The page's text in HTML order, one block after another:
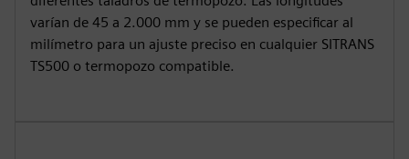
varían de 45 a 2.000 mm y se pueden especificar al
milímetro para un ajuste preciso en cualquier SITRANS
TS500 o termopozo compatible.